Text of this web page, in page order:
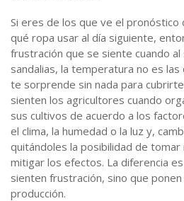
Si eres de los que ve el
qué ropa usar al día siguiente,
frustración que se siente cuando
sandalias, la temperatura no es
te sorprende sin nada para
sienten los agricultores cuando
sus cultivos de acuerdo a los
el clima, la humedad o la luz y,
quitándoles la posibilidad de
mitigar los efectos. La diferencia
sienten frustración, sino que
producción.